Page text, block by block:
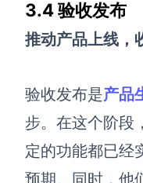
3.4 验收发布
推动产品上线，
验收发布是产品
步。在这个阶段
定的功能都已经